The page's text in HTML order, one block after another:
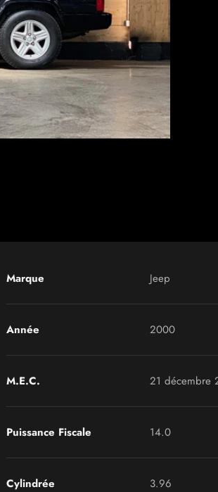
Marque
Jeep
Année 2000
M.E.C. 21 décembre
Puissance Fiscale 14.0
Cylindrée 3.96